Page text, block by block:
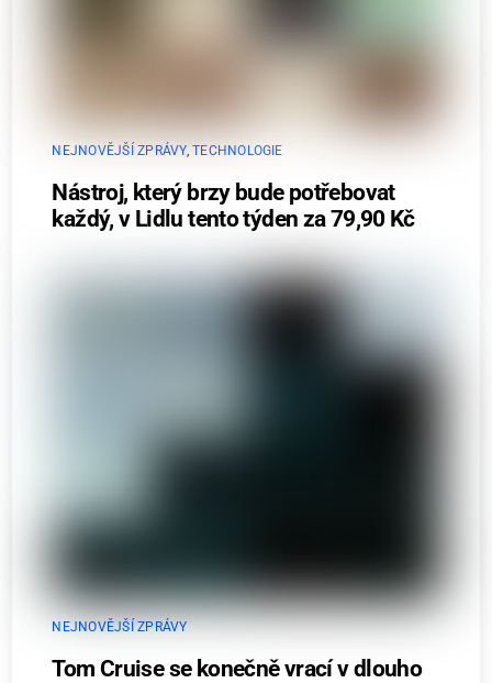
NEJNOVĚJŠÍ ZPRÁVY,TECHNOLOGIE
Nástroj, který brzy bude potřebovat
každý, v Lidlu tento týden za 79,90 Kč
NEJNOVĚJŠÍ ZPRÁVY
Tom Cruise se konečně vrací v dlouho